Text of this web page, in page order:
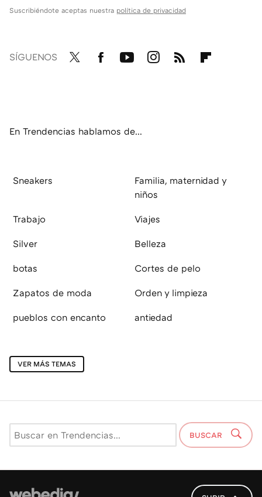
Suscribiéndote aceptas nuestra política de privacidad
SÍGUENOS
En Trendencias hablamos de...
Sneakers
Familia, maternidad y
niños
Trabajo Viajes
Silver Belleza
botas Cortes de pelo
Zapatos de moda Orden y limpieza
pueblos con encanto antiedad
VER MÁS TEMAS
BUSCAR